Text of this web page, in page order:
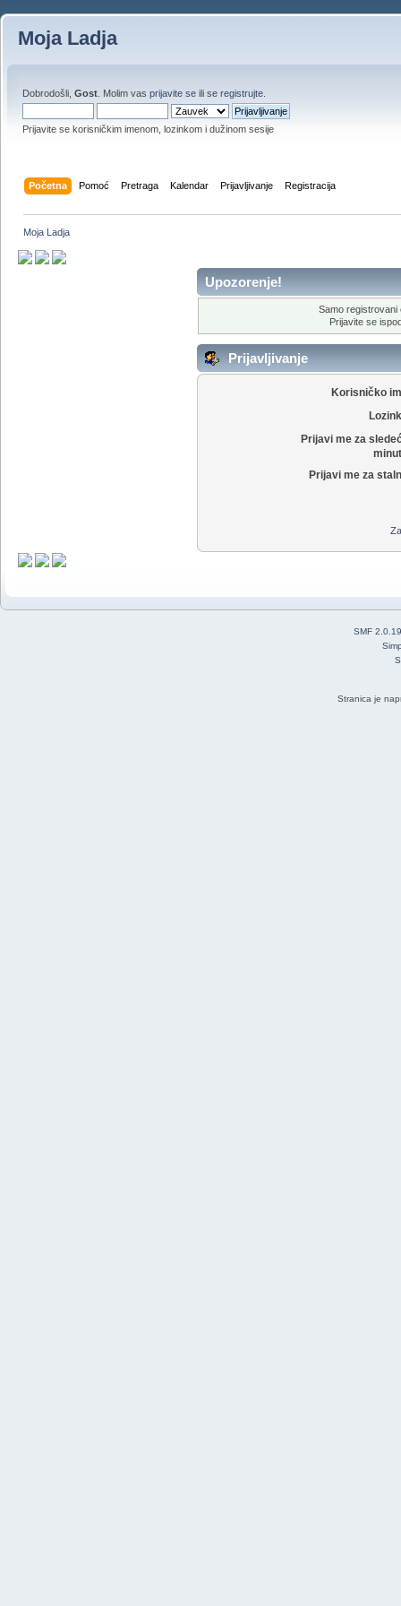
Moja Ladja
Dobrodošli, Gost . Molim vas prijavite se ili se registrujte
Prijavite se korisničkim imenom, lozinkom i dužinom sesije
Početna Pomoć Pretraga Kalendar Prijavljivanje Registracija
Moja Ladja
Upozorenje!
Samo registrovani
Prijavite se
Prijavljivanje
Korisničko
Prijavi me za
Prijavi me za
SMF 2.0.19
Stranica je